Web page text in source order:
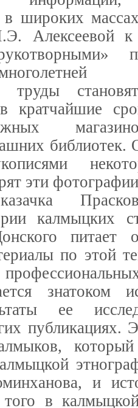
в широких
Алексеевой
труды
кратчайшие
библиотек.
эти
калмыцких
питает
по этой
знатоком
ее
публикациях.
и
в